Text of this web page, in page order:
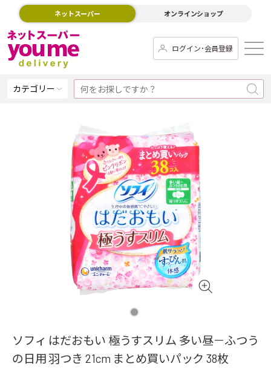
ネットスーパー オンラインショップ
ログイン･会員登録
カテゴリー
ソフィ はだおもい 極うすスリム 多い昼－ふつう
の日用 羽つき 21cm まとめ買いパック 38枚